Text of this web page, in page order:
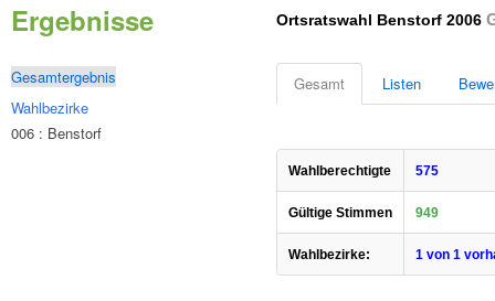
Ergebnisse
Gesamtergebnis
Wahlbezirke
006 : Benstorf
Ortsratswahl Benstorf 2006
Gesamt Listen
Wahlberechtigte 575
Gültige Stimmen 949
Wahlbezirke: 1 von 1